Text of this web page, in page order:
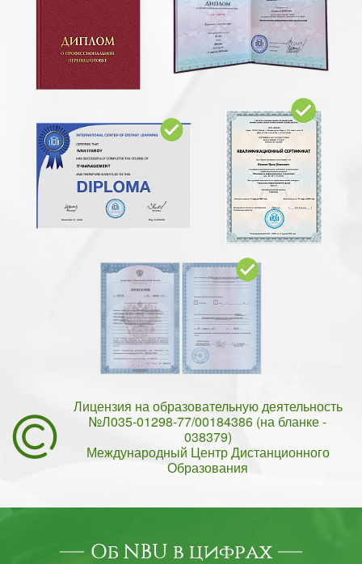
Лицензия на образовательную деятельность
№Л035-01298-77/00184386 (на бланке -
038379)
Международный Центр Дистанционного
Образования
Об NBU в цифрах